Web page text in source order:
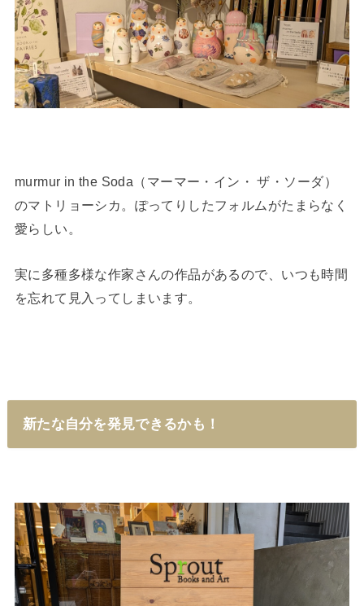
murmur in the Soda（マーマー・イン・ ザ・ソーダ）
のマトリョーシカ。ぽってりしたフォルムがたまらなく
愛らしい。
実に多種多様な作家さんの作品があるので、いつも時間
を忘れて見入ってしまいます。
新たな自分を発見できるかも！